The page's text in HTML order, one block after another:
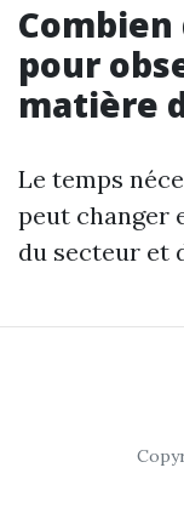
pour
matière
Le temps
peut changer
du secteur et